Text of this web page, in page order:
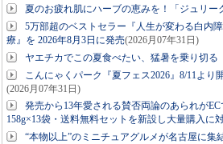
夏のお疲れ肌にハーブの恵みを！「ジュリ
5万部超のベストセラー『人生が変わる白内
療』を 2026年8月3日に発売(2026月07年31日)
ヤエチカでこの夏食べたい、猛暑を乗り切る
こんにゃくパーク『夏フェス2026』8/11よ
(2026月07年31日)
発売から13年愛される賛否両論のあられが
158g×13袋・送料無料セットを新設し大量購入に
“本物以上”のミニチュアグルメが名古屋に集